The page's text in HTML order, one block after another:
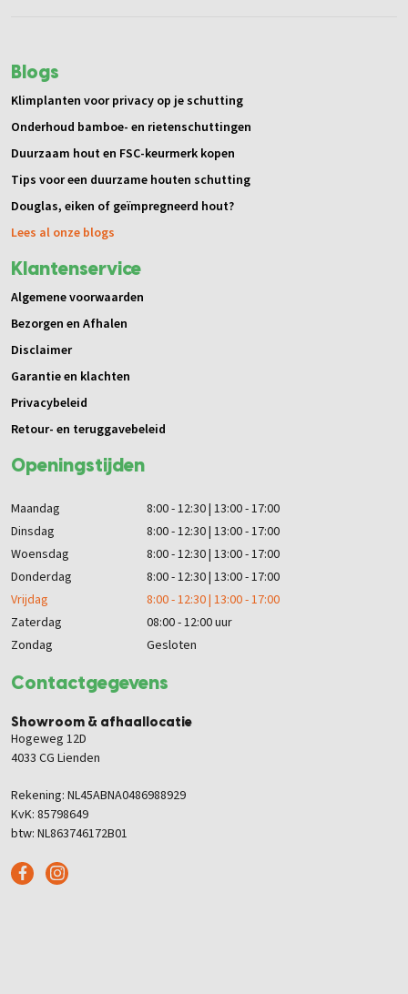
Contactgegevens
Showroom & afhaallocatie
Hogeweg 12D
4033 CG Lienden
Rekening: NL45ABNA0486988929
KvK: 85798649
btw: NL863746172B01
Openingstijden
Maandag
8:00 - 12:30 | 13:00 - 17:00
Dinsdag
8:00 - 12:30 | 13:00 - 17:00
Woensdag
8:00 - 12:30 | 13:00 - 17:00
Donderdag
8:00 - 12:30 | 13:00 - 17:00
Vrijdag
8:00 - 12:30 | 13:00 - 17:00
Zaterdag
08:00 - 12:00 uur
Zondag
Gesloten
Blogs
Klimplanten voor privacy op je schutting
Onderhoud bamboe- en rietenschuttingen
Duurzaam hout en FSC-keurmerk kopen
Tips voor een duurzame houten schutting
Douglas, eiken of geïmpregneerd hout?
Lees al onze blogs
Klantenservice
Algemene voorwaarden
Bezorgen en Afhalen
Disclaimer
Garantie en klachten
Privacybeleid
Retour- en teruggavebeleid